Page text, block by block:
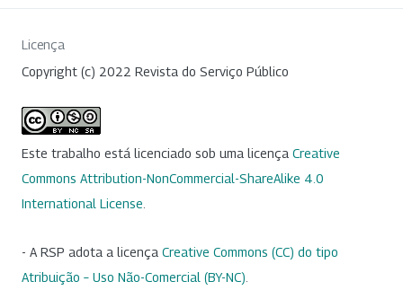
Licença
Copyright (c) 2022 Revista do Serviço Público
Este trabalho está licenciado sob uma licença Creative
Commons Attribution-NonCommercial-ShareAlike 4.0
International License
- A RSP adota a licença Creative Commons (CC) do tipo
Atribuição – Uso Não-Comercial (BY-NC)